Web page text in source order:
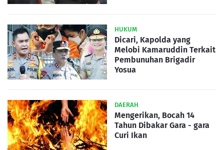
HUKUM
Dicari, Kapolda yang
Melobi Kamaruddin Terkait
Pembunuhan Brigadir
Yosua
DAERAH
Mengerikan, Bocah 14
Tahun Dibakar Gara - gara
Curi Ikan